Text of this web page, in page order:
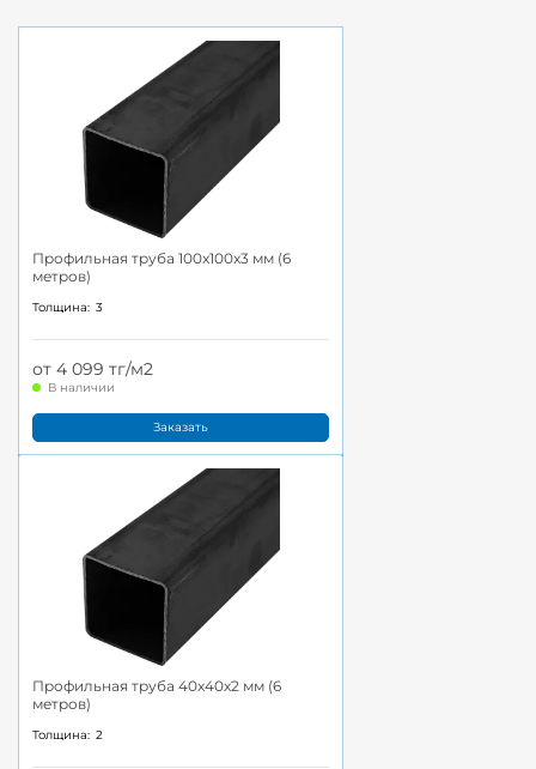
Профильная труба 100x100x3 мм (6
метров)
Толщина: 3
от 4 099 тг/м2
В наличии
Заказать
Профильная труба 40x40x2 мм (6
метров)
Толщина: 2